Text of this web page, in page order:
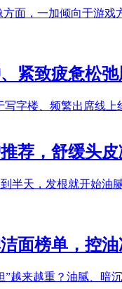
面，一加倾向于游
紧致疲惫松
字楼、频繁出席线
荐，舒缓头
半天，发根就开始
面榜单，控
越来越重？油腻、